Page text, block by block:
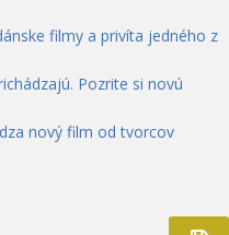
filmy a privíta jedného z
Pozrite si novú
nový film od tvorcov